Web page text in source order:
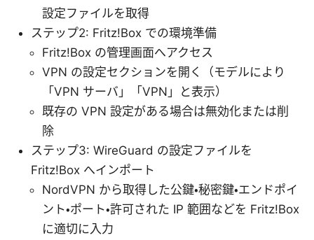
設定ファイルを取得
ステップ2: Fritz!Box での環境準備
Fritz!Box の管理画面へアクセス
VPN の設定セクションを開く（モデルにより
「VPN サーバ」「VPN」と表示）
既存の VPN 設定がある場合は無効化または削
除
ステップ3: WireGuard の設定ファイルを
Fritz!Box へインポート
NordVPN から取得した公鍵・秘密鍵・エンドポイ
ント・ポート・許可された IP 範囲などを Fritz!Box
に適切に入力